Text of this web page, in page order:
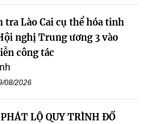
tra Lào Cai cụ thể hóa tinh
nghị Trung ương 3 vào
công tác
08/2026
LỘ QUY TRÌNH ĐỔ